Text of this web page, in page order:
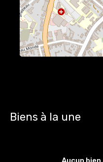
Biens à la une